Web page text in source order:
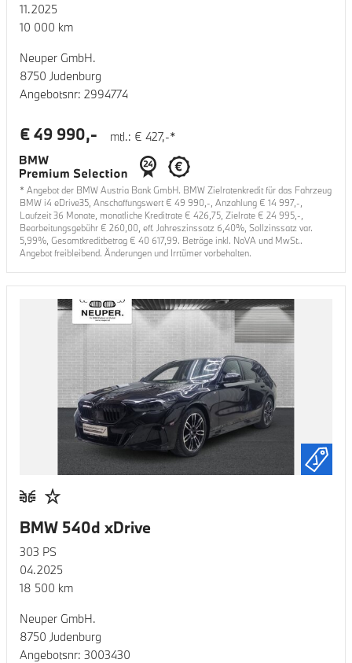
11.2025
10 000 km
Neuper GmbH.
8750 Judenburg
Angebotsnr: 2994774
mtl.: € 427,-*
€ 49 990,-
* Angebot der BMW Austria Bank GmbH. BMW Zielratenkredit für das Fahrzeug
BMW i4 eDrive35 , Anschaffungswert € 49 990 ,-, Anzahlung € 14 997,-,
Laufzeit36 Monate, monatliche Kreditrate € 426,75 , Zielrate € 24 995 ,-,
Bearbeitungsgebühr € 260,00 , eff. Jahreszinssatz 6,40%, Sollzinssatz var.
5,99%, Gesamtkreditbetrag € 40 617,99. Beträge inkl. NoVA und MwSt..
Angebot freibleibend. Änderungen und Irrtümer vorbehalten.
BMW 540d xDrive
303 PS
04.2025
18 500 km
Neuper GmbH.
8750 Judenburg
Angebotsnr: 3003430